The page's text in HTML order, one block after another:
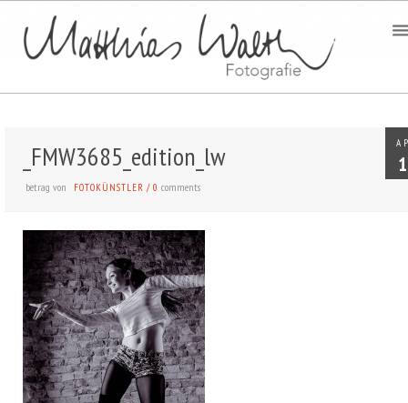
_FMW3685_edition_lw
betrag von FOTOKÜNSTLER /0comments